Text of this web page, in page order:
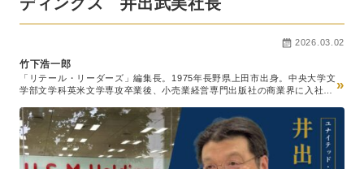
2026.03.02
竹下浩一郎
「リテール・リーダーズ」編集長。1975年長野県上田市出身。中央大学文
学部文学科英米文学専攻卒業後、小売業経営専門出版社の商業界に入社。
専門誌『販売革新』編集部を経て2014年『食品商業』編集長就任。この
間、世界最大級の食品見本市SIALパリの新商品国際審査員などを務める。
20年5月ロコガイド入社、『リテールガイド』の創刊編集長就任。24年10
月、メディアの『リテール・リーダーズ』へのリニューアルに伴い、同編
集長就任。一般社団法人日本惣菜協会『中食2030』（ダイヤモンド社）
»